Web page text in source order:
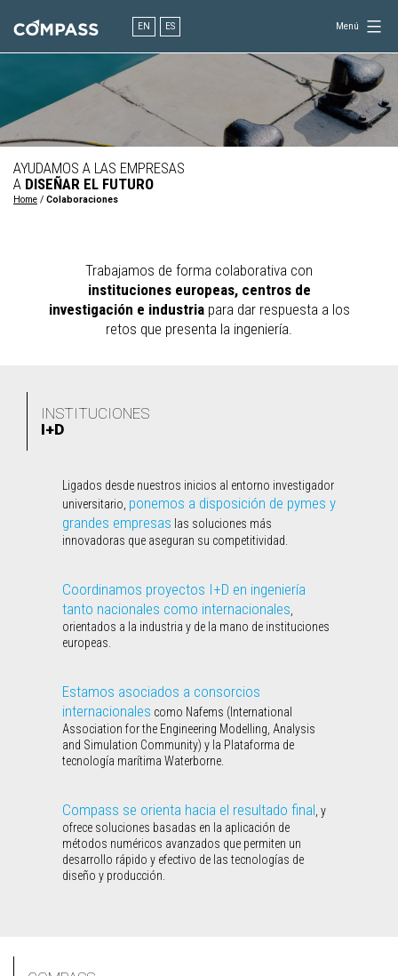
contenido
ingeniería
Menú
EN ES
AYUDAMOS A LAS EMPRESAS
A DISEÑAR EL FUTURO
Home / Colaboraciones
Trabajamos de forma colaborativa con
instituciones europeas, centros de
investigación e industriapara dar respuesta a los
retos que presenta la ingeniería.
INSTITUCIONES
I+D
Ligados desde nuestros inicios al entorno investigador
universitario, ponemos a disposición de pymes y
grandes empresas las soluciones más
innovadoras que aseguran su competitividad.
Coordinamos proyectos I+D en ingeniería
tanto nacionales como internacionales
orientados a la industria y de la mano de instituciones
europeas.
Estamos asociados a consorcios
internacionales como Nafems (International
Association for the Engineering Modelling, Analysis
and Simulation Community) y la Plataforma de
tecnología marítima Waterborne.
Compass se orienta hacia el resultado final , y
ofrece soluciones basadas en la aplicación de
métodos numéricos avanzados que permiten un
desarrollo rápido y efectivo de las tecnologías de
diseño y producción.